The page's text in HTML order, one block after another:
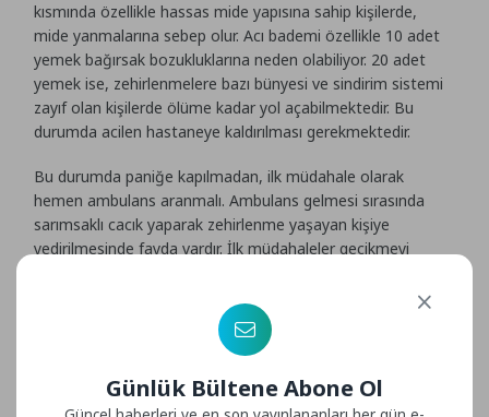
kısmında özellikle hassas mide yapısına sahip kişilerde,
mide yanmalarına sebep olur. Acı bademi özellikle 10 adet
yemek bağırsak bozukluklarına neden olabiliyor. 20 adet
yemek ise, zehirlenmelere bazı bünyesi ve sindirim sistemi
zayıf olan kişilerde ölüme kadar yol açabilmektedir. Bu
durumda acilen hastaneye kaldırılması gerekmektedir.
Bu durumda paniğe kapılmadan, ilk müdahale olarak
hemen ambulans aranmalı. Ambulans gelmesi sırasında
sarımsaklı cacık yaparak zehirlenme yaşayan kişiye
yedirilmesinde fayda vardır. İlk müdahaleler geçikmeyi
kaldırılmasında büyük yarar sağlıycaktır.
Günlük Bültene Abone Ol